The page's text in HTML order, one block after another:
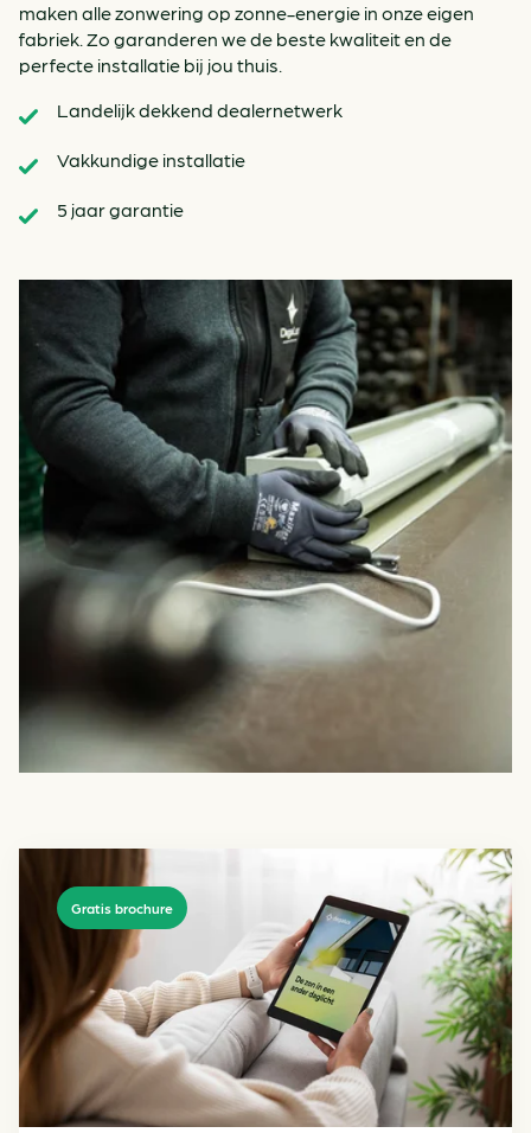
maken alle zonwering op zonne-energie in onze eigen
fabriek. Zo garanderen we de beste kwaliteit en de
perfecte installatie bij jou thuis.
Landelijk dekkend dealernetwerk
Vakkundige installatie
5 jaar garantie
Gratis brochure